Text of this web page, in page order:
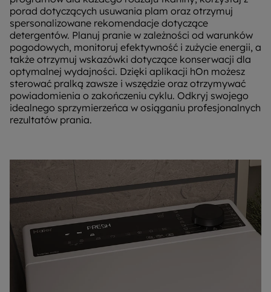
porad dotyczących usuwania plam oraz otrzymuj
spersonalizowane rekomendacje dotyczące
detergentów. Planuj pranie w zależności od warunków
pogodowych, monitoruj efektywność i zużycie energii, a
także otrzymuj wskazówki dotyczące konserwacji dla
optymalnej wydajności. Dzięki aplikacji hOn możesz
sterować pralką zawsze i wszędzie oraz otrzymywać
powiadomienia o zakończeniu cyklu. Odkryj swojego
idealnego sprzymierzeńca w osiąganiu profesjonalnych
rezultatów prania.